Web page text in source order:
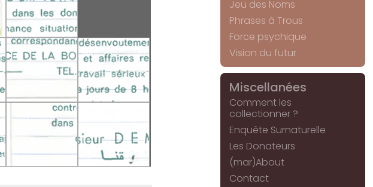
Jeu des Noms
Phrases à Trous
Force psychique
Vision du futur
Miscellanées
Comment les
collectionner ?
Enquête Surnaturelle
Les Donateurs
(mar)About
Contact